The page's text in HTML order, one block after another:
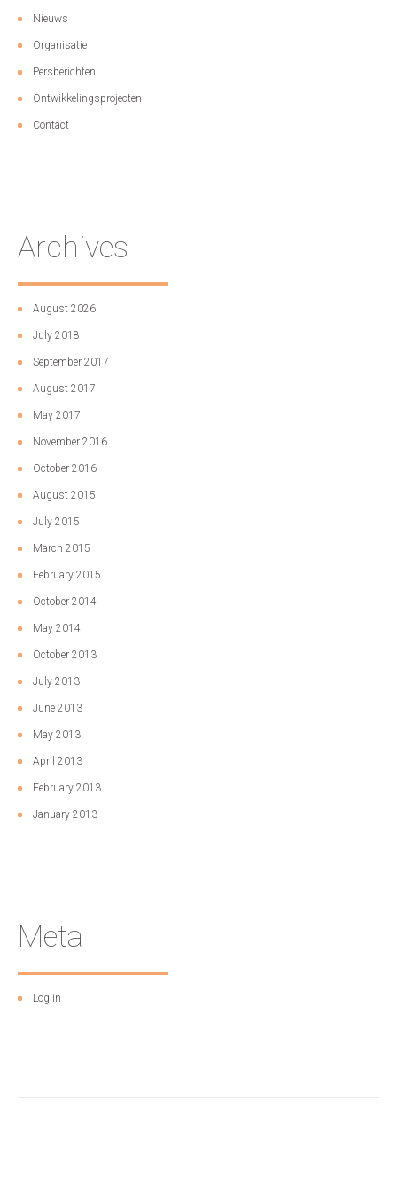
Nieuws
Organisatie
Persberichten
Ontwikkelingsprojecten
Contact
Archives
August 2026
July 2018
September 2017
August 2017
May 2017
November 2016
October 2016
August 2015
July 2015
March 2015
February 2015
October 2014
May 2014
October 2013
July 2013
June 2013
May 2013
April 2013
February 2013
January 2013
Meta
Log in